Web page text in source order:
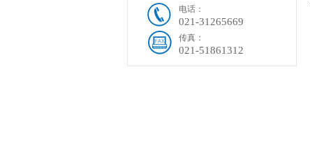
电话：
021-31265669
传真：
021-51861312